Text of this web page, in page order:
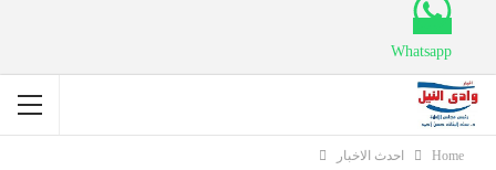
Whatsapp
Home احدث الاخبار